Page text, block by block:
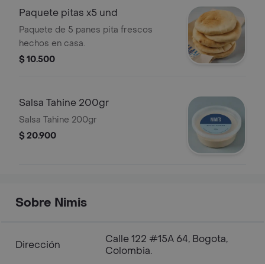
Paquete pitas x5 und
Paquete de 5 panes pita frescos
hechos en casa.
$ 10.500
Salsa Tahine 200gr
Salsa Tahine 200gr
$ 20.900
Sobre Nimis
Dirección
Calle 122 #15A 64, Bogota,
Colombia.